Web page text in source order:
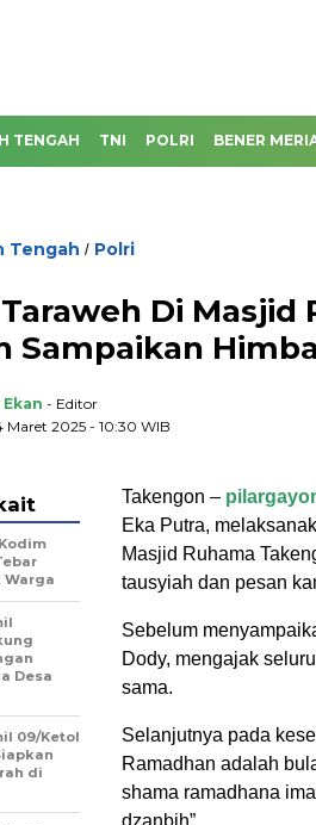
TENGAH TNI POLRI BENER
Tengah / Polri
Di Masjid
Sampaikan
- Editor
Maret 2025 - 10:30 WIB
Takengon –
Eka Putra,
Masjid Ruhama
tausyiah dan pesan
Sebelum
Dody, mengajak
sama.
Selanjutnya pada
Ramadhan adalah
shama ramadhana
dzanbih”
Warga
Desa
09/Ketol
di